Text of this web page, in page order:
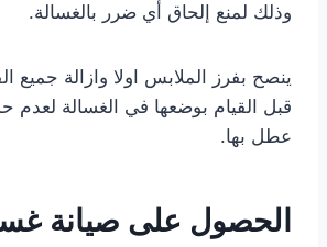
وذلك لمنع إلحاق أي ضرر بالغسالة.
ينصح بفرز الملابس اولا وازالة جميع
قبل القيام بوضعها في الغسالة
عطل بها.
الحصول على صيانة